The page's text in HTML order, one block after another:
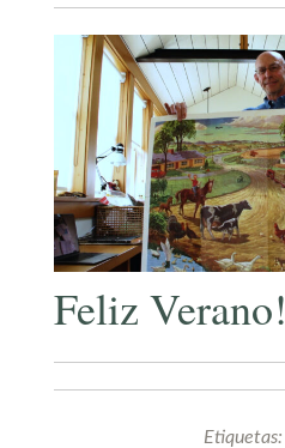
Feliz Verano!
Etiquetas: